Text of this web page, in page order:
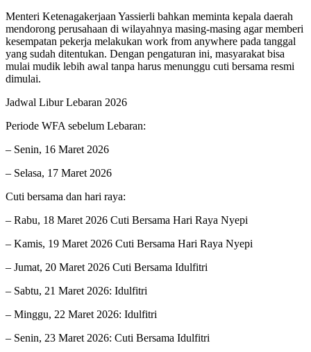
Menteri Ketenagakerjaan Yassierli bahkan meminta kepala daerah
mendorong perusahaan di wilayahnya masing-masing agar memberi
kesempatan pekerja melakukan work from anywhere pada tanggal
yang sudah ditentukan. Dengan pengaturan ini, masyarakat bisa
mulai mudik lebih awal tanpa harus menunggu cuti bersama resmi
dimulai.
Jadwal Libur Lebaran 2026
Periode WFA sebelum Lebaran:
– Senin, 16 Maret 2026
– Selasa, 17 Maret 2026
Cuti bersama dan hari raya:
– Rabu, 18 Maret 2026 Cuti Bersama Hari Raya Nyepi
– Kamis, 19 Maret 2026 Cuti Bersama Hari Raya Nyepi
– Jumat, 20 Maret 2026 Cuti Bersama Idulfitri
– Sabtu, 21 Maret 2026: Idulfitri
– Minggu, 22 Maret 2026: Idulfitri
– Senin, 23 Maret 2026: Cuti Bersama Idulfitri